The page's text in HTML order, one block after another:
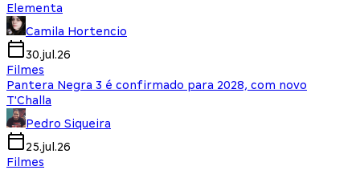
Elementa
Camila Hortencio
30.jul.26
Filmes
Pantera Negra 3 é confirmado para 2028, com novo
T'Challa
Pedro Siqueira
25.jul.26
Filmes